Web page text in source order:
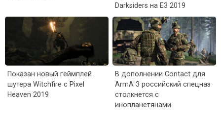
Darksiders на E3 2019
Показан новый геймплей
шутера Witchfire с Pixel
Heaven 2019
В дополнении Contact для
ArmA 3 российский спецназ
столкнется с
инопланетянами